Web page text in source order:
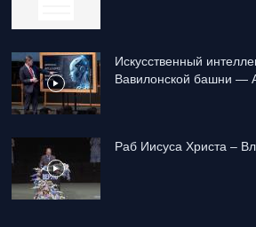
Искусственный
Вавилонской башни —
Раб Иисуса Христа –